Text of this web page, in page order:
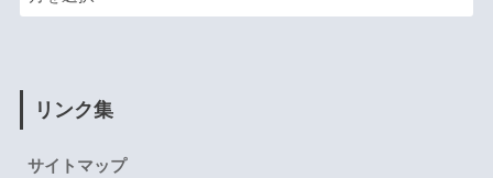
リンク集
サイトマップ